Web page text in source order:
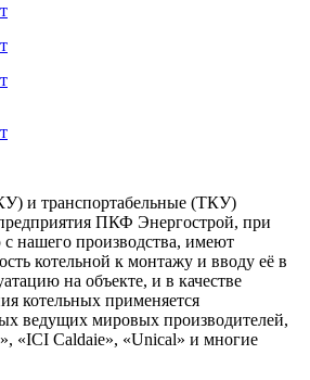
и транспортабельные (ТКУ)
ПКФ Энергострой, при
с нашего производства, имеют
котельной к монтажу и вводу её в
на объекте, и в качестве
котельных применяется
ведущих мировых производителей,
«IСI Caldaie», «Unical» и многие